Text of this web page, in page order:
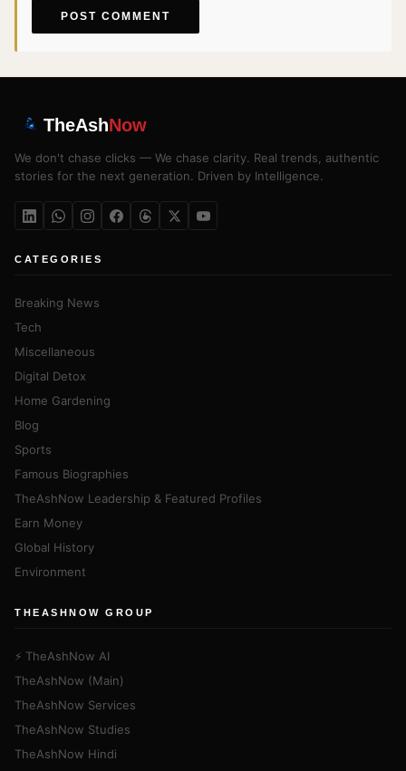
TheAshNow
We don't chase clicks — We chase clarity. Real trends, authentic
stories for the next generation. Driven by Intelligence.
CATEGORIES
Breaking News
Tech
Miscellaneous
Digital Detox
Home Gardening
Blog
Sports
Famous Biographies
TheAshNow Leadership & Featured Profiles
Earn Money
Global History
Environment
THEASHNOW GROUP
⚡ TheAshNow AI
TheAshNow (Main)
TheAshNow Services
TheAshNow Studies
TheAshNow Hindi